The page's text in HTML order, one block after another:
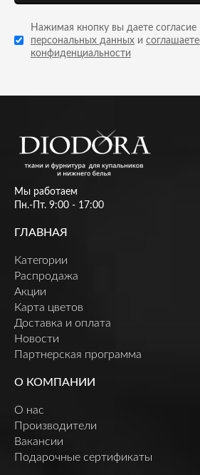
Нажимая кнопку вы даете согласие
персональных данных и
конфиденциальности
Мы работаем
Пн.-Пт. 9:00 - 17:00
ГЛАВНАЯ
Категории
Распродажа
Акции
Карта цветов
Доставка и оплата
Новости
Партнерская программа
О КОМПАНИИ
О нас
Производители
Вакансии
Подарочные сертификаты